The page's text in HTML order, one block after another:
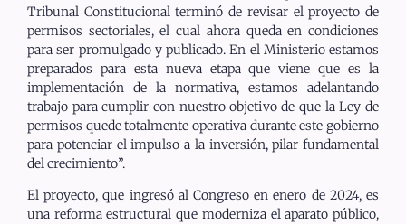
Tribunal Constitucional terminó de revisar el proyecto de
permisos sectoriales, el cual ahora queda en condiciones
para ser promulgado y publicado. En el Ministerio estamos
preparados para esta nueva etapa que viene que es la
implementación de la normativa, estamos adelantando
trabajo para cumplir con nuestro objetivo de que la Ley de
permisos quede totalmente operativa durante este gobierno
para potenciar el impulso a la inversión, pilar fundamental
del crecimiento”.
El proyecto, que ingresó al Congreso en enero de 2024, es
una reforma estructural que moderniza el aparato público,